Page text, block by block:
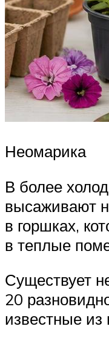
Неомарика
В более
высаживают
в горшках,
в теплые
Существует
20
известные из